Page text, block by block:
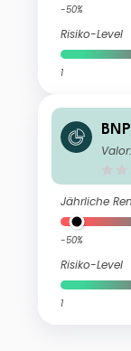
-50%
Risiko-Level
1
Jährliche
-50%
Risiko-Level
1